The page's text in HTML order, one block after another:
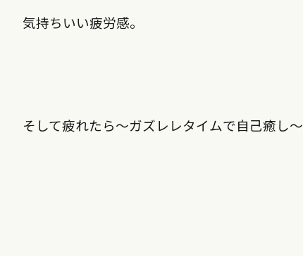
気持ちいい疲労感。
そして疲れたら～ガズレレタイムで自己癒し～